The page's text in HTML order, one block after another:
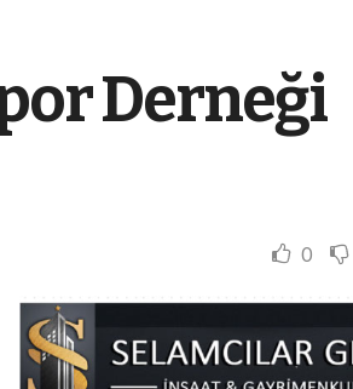
Derneği
0